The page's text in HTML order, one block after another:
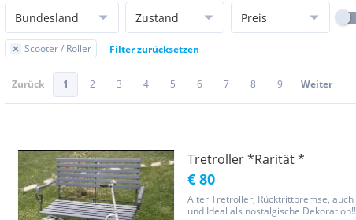
Bundesland Zustand Preis
Scooter / Roller Filter zurücksetzen
Zurück 1 2 3 4 5 6 7 8 9 Weiter
Tretroller *Rarität *
€ 80
Alter Tretroller, Rücktrittbremse,
und Ideal als nostalgische